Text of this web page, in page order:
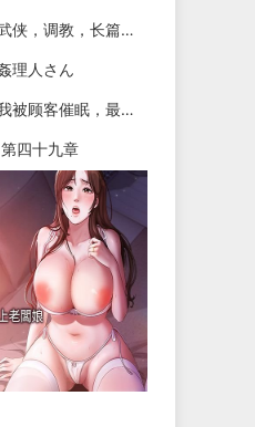
【江湖美妇收集录】（武侠，调教，长篇）（13）（下山历练篇）
理人さん
【关于身为网店店长的我被顾客催眠，最终堕落为丝袜发情母狗这件事】（18～20）
四十九章